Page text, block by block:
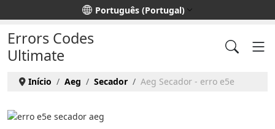
Escolha o seu idioma Português (Portugal)
Errors Codes
Ultimate
Início Aeg Secador Aeg Secador - erro e5e